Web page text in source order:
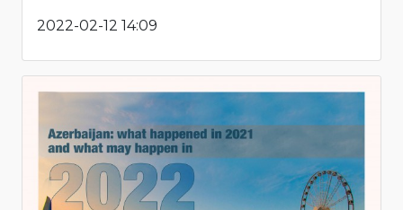
2022-02-12 14:09